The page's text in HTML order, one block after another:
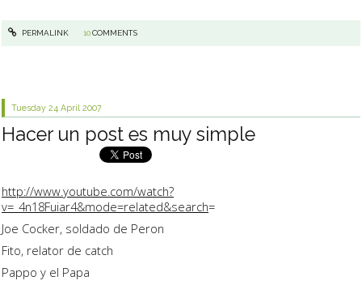
PERMALINK 10COMMENTS
Tuesday 24 April 2007
Hacer un post es muy simple
http://www.youtube.com/watch?
v=_4n18Fuiar4&mode=related&search=
Joe Cocker, soldado de Peron
Fito, relator de catch
Pappo y el Papa